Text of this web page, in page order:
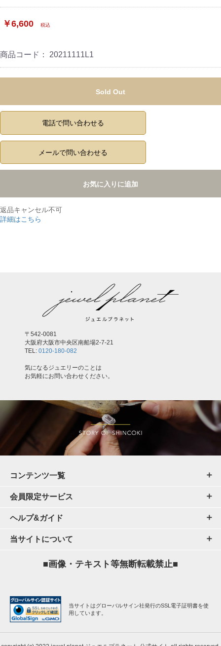
￥6,600 税込
商品コード： 20211111L1
Sold Out
電話で問い合わせる
メールで問い合わせる
お気に入りに追加
返品キャンセル不可
詳細はこちら
〒542-0081
大阪府大阪市中央区南船場2-7-21
TEL: 0120-180-082
気になるジュエリーのことは
お気軽にお問い合わせください。
コンテンツ一覧
会員限定サービス
ヘルプ&ガイド
当サイトについて
■画像・テキスト等無断転載禁止■
当サイトはグローバルサイン社発行のSSL電子証明書を使
用しています。